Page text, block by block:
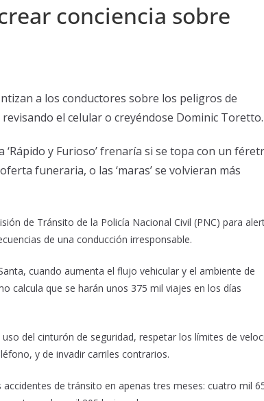
conciencia sobre
a los conductores sobre los peligros de
el celular o creyéndose Dominic Toretto.
y Furioso’ frenaría si se topa con un
funeraria, o las ‘maras’ se volvieran más
de Tránsito de la Policía Nacional Civil (PNC) para
de una conducción irresponsable.
cuando aumenta el flujo vehicular y el ambiente de
calcula que se harán unos 375 mil viajes en los días
del cinturón de seguridad, respetar los límites de
y de invadir carriles contrarios.
de tránsito en apenas tres meses: cuatro mil